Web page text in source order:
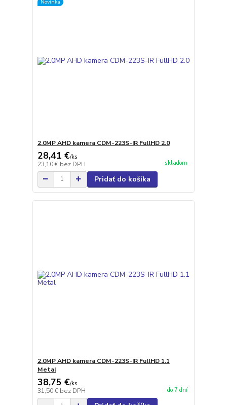
Novinka
2.0MP AHD kamera CDM-223S-IR FullHD 2.0
28,41 €/ks
23,10 € bez DPH skladom
Pridať do košíka
2.0MP AHD kamera CDM-223S-IR FullHD 1.1
Metal
38,75 €/ks
31,50 € bez DPH do 7 dní